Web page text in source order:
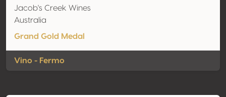
Jacob's Creek Wines
Australia
Grand Gold Medal
Vino - Fermo